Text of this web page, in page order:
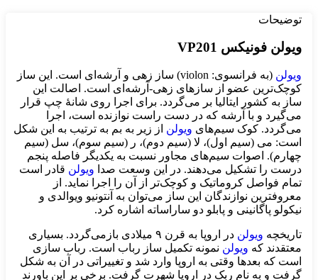
توضیحات
ویولن فونیکس VP201
ویولن
(به فرانسوی: violon) ساز زهی و آرشه‌ای است. این ساز
کوچک‌ترین عضو از سازهای زهی-آرشه‌ای است. اصالت این
ساز به کشور ایتالیا بر می‌گردد. برای اجرا روی شانهٔ چپ قرار
می‌گیرد و با آرشه که در دست راست نوازنده است، اجرا
می‌گردد. کوک سیم‌های ویولن از زیر به بم به ترتیب به این شکل
است: می (سیم اول)، لا (سیم دوم)، ر (سیم سوم)، سل (سیم
چهارم). اصوات سیم‌های مجاور نسبت به یکدیگر فاصله پنجم
درست را تشکیل می‌دهند. در این وسعت صدا ویولن قادر است
تمام فواصل کروماتیک و کوچک‌تر از آن را اجرا نماید. از
معروفترین نوازندگان این ساز می‌توان به آنتونیو ویوالدی و
نیکولو پاگانینی و پابلو دو ساراساته اشاره کرد.
تاریخچه ویولن
در اروپا به قرن ۹ میلادی بازمی‌گردد. بسیاری
معتقدند که ویولن نمونه تکمیل ساز رباب است. رباب سازی
است که بعدها وقتی به اروپا وارد شد و تغییراتی در آن به شکل
گرفت و به نام ربک در اروپا شهرت گرفت. برخی بر این باورند